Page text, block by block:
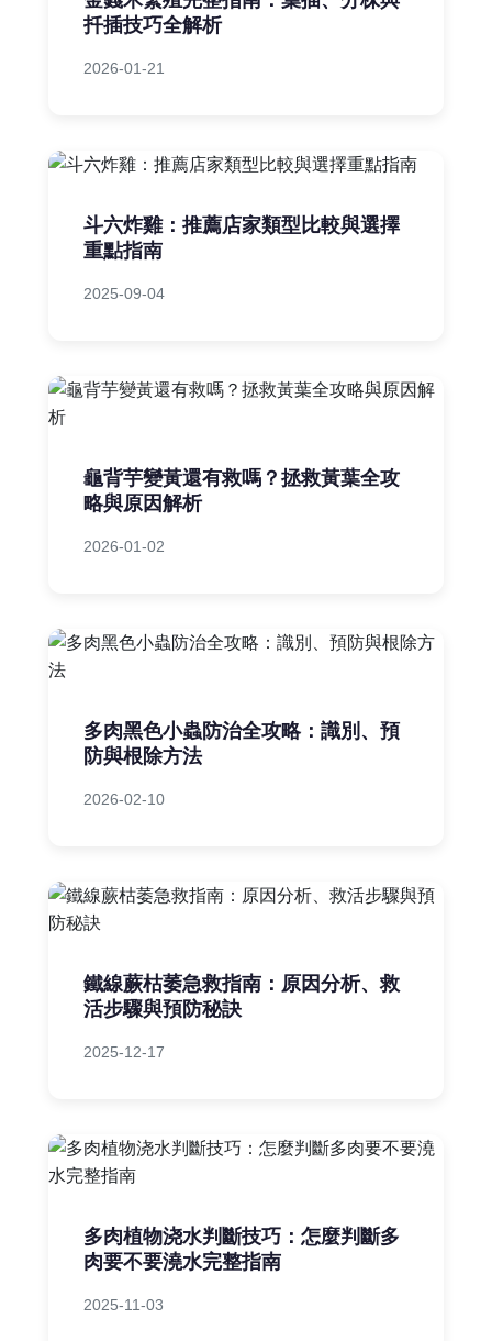
扦插技巧全解析
2026-01-21
斗六炸雞：推薦店家類型比較與選擇
重點指南
2025-09-04
龜背芋變黃還有救嗎？拯救黃葉全攻
略與原因解析
2026-01-02
多肉黑色小蟲防治全攻略：識別、預
防與根除方法
2026-02-10
鐵線蕨枯萎急救指南：原因分析、救
活步驟與預防秘訣
2025-12-17
多肉植物浇水判斷技巧：怎麼判斷多
肉要不要澆水完整指南
2025-11-03